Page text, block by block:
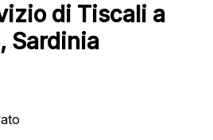
di Tiscali a
Sardinia